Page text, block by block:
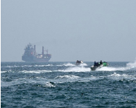
Yıldız ilk 11’de görev alırken,...